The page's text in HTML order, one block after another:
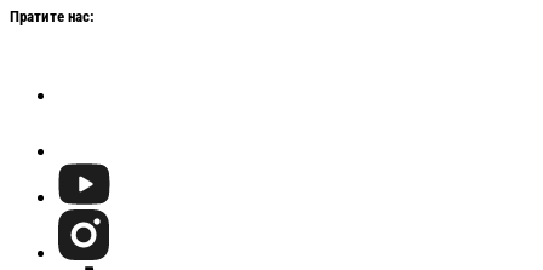
Пратите нас: